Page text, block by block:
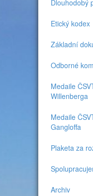
Dlouhodobý
Etický kodex
Základní
Odborné
Medaile
Willenberga
Medaile
Gangloffa
Plaketa za
Archiv